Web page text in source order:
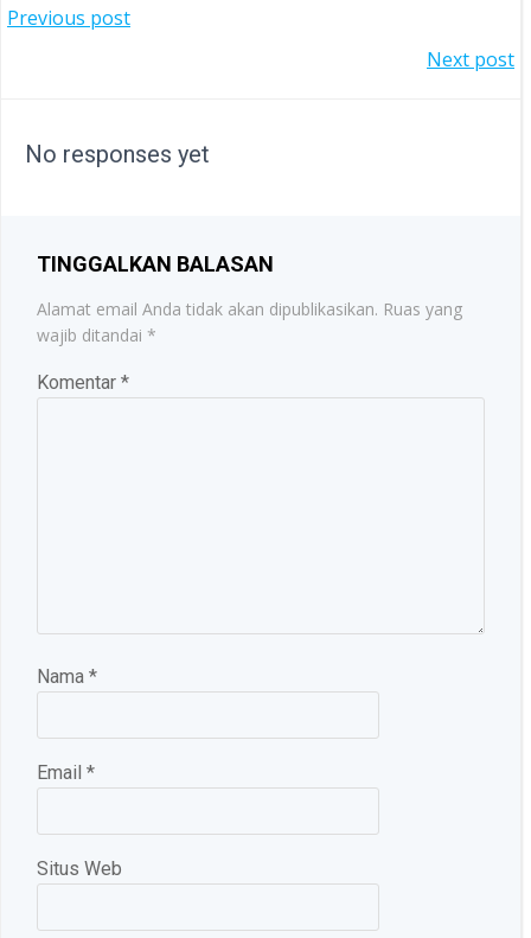
POST
Previous post
Next post
No responses yet
TINGGALKAN BALASAN
Alamat email Anda tidak akan dipublikasikan. Ruas yang
wajib ditandai *
Komentar *
Nama *
Email *
Situs Web